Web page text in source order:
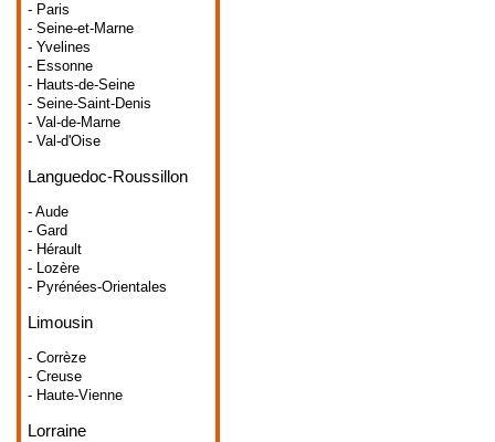
- Paris
- Seine-et-Marne
- Yvelines
- Essonne
- Hauts-de-Seine
- Seine-Saint-Denis
- Val-de-Marne
- Val-d'Oise
Languedoc-Roussillon
- Aude
- Gard
- Hérault
- Lozère
- Pyrénées-Orientales
Limousin
- Corrèze
- Creuse
- Haute-Vienne
Lorraine